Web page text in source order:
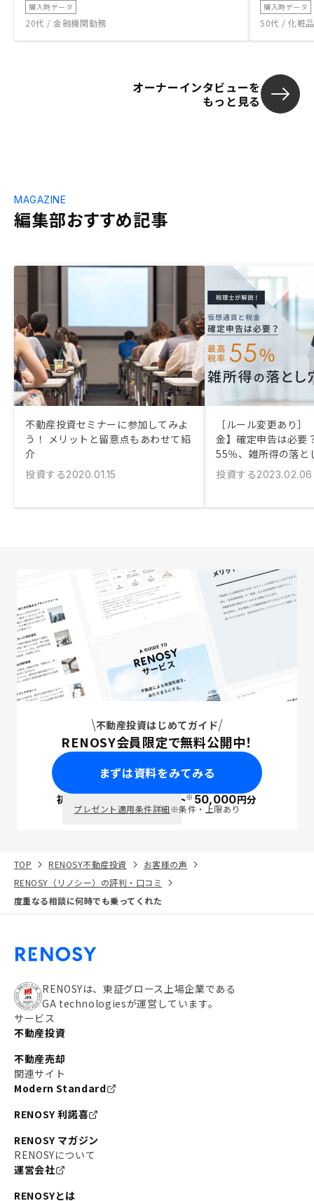
購入時データ
20代 / 金融機関勤務
購入時データ
50代 / 化粧
オーナーインタビューを
もっと見る
編集部おすすめ記事
MAGAZINE
不動産投資セミナーに参加してみよ
う！ メリットと留意点もあわせて紹
介
投資する2020.01.15
［ルール変更あり
金】確定申告は必要
55％、雑所得の落と
投資する2023.02.06
不動産投資はじめてガイド
RENOSY会員限定で無料公開中！
まずは資料をみてみる
初回面談で ポイント※50,000円分
プレゼント適用条件詳細※条件・上限あり
TOP RENOSY不動産投資
お客様の声
RENOSY（リノシー）の評判・口コミ
度重なる相談に何時でも乗ってくれた
RENOSYは、東証グロース上場企業である
GA technologiesが運営しています。
サービス
不動産投資
不動産売却
関連サイト
Modern Standard
RENOSY 利諾喜
RENOSY マガジン
RENOSYについて
運営会社
RENOSYとは